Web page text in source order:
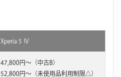
Xperia 5 Ⅳ
47,800円～（中古B）
52,800円～（未使用品利用制限△）